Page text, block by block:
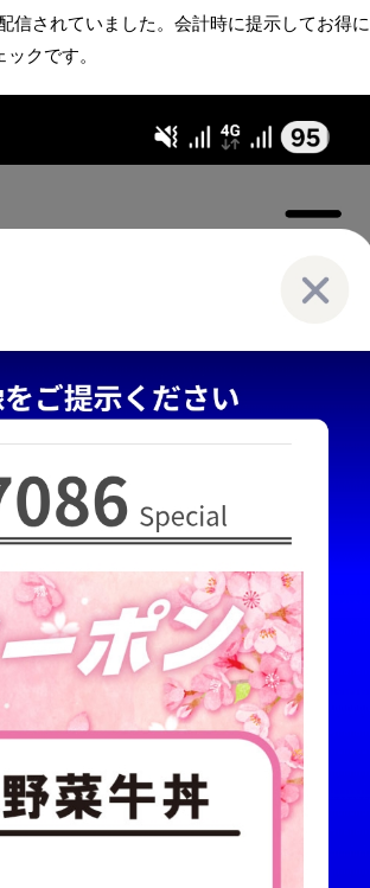
信されていました。会計時に提示してお得に
クです。